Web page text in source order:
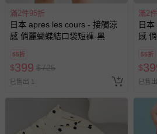
平板會因為螢幕亮度及解析度不
差異
預購為海外同步代購，遇缺貨即會
事宜
退換貨須知
您所購買的商品享有7天的鑑賞期
並非試用期，您所退回的商品必
包含完整包裝、配件、說明文件及
滿2件95折
日本 apres les cours - 接觸涼
感 俏麗蝴蝶結口袋短褲-黑
55折
$399 $725
已售出 1
滿2
日
感
55折
$
已售